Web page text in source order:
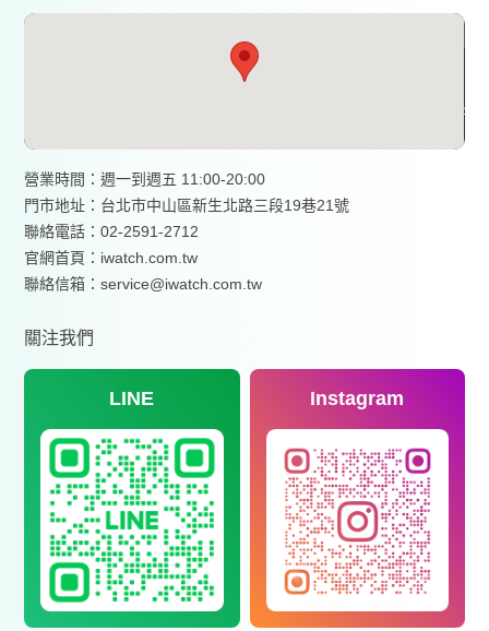
營業時間：週一到週五 11:00-20:00
門市地址：台北市中山區新生北路三段19巷21號
聯絡電話：02-2591-2712
官網首頁： iwatch.com.tw
聯絡信箱：service@iwatch.com.tw
關注我們
LINE Instagram